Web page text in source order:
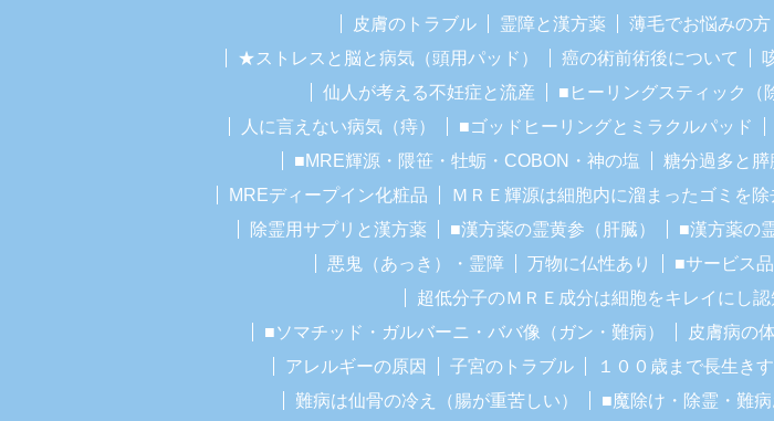
皮膚のトラブル
霊障と漢方薬 薄毛でお悩みの方
★ストレスと脳と病気（頭用パッド）
癌の術前術後について
仙人が考える不妊症と流産
■ヒーリングスティック（
人に言えない病気（痔）
■ゴッドヒーリングとミラクルパッド
■MRE輝源・隈笹・牡蛎・COBON・神の塩
糖分過多と膵
MREディープイン化粧品
ＭＲＥ輝源は細胞内に溜まったゴミを
除霊用サプリと漢方薬
■漢方薬の霊黄参（肝臓） ■漢方薬の
悪鬼（あっき）・霊障
万物に仏性あり ■サービス
超低分子のＭＲＥ成分は細胞をキレイにし認
■ソマチッド・ガルバーニ・ババ像（ガン・難病）
皮膚病の
アレルギーの原因
子宮のトラブル １００歳まで長生き
難病は仙骨の冷え（腸が重苦しい）
■魔除け・除霊・難